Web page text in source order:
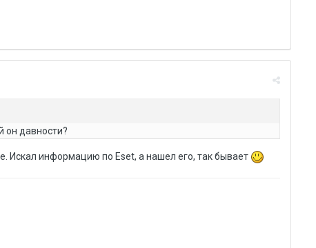
он давности?
Искал информацию по Eset, а нашел его, так бывает